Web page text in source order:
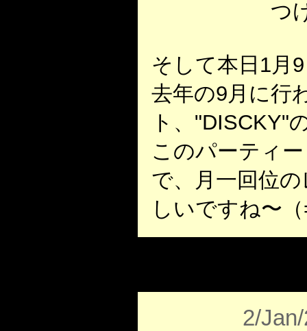
つ
そして本日1月
去年の9月に行
ト、"DISCKY"
このパーティ
で、月一回位
しいですね〜
2/